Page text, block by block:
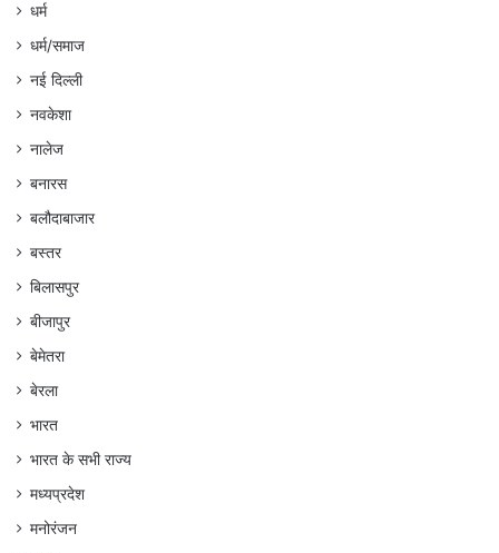
धर्म
धर्म/समाज
नई दिल्ली
नवकेशा
नालेज
बनारस
बलौदाबाजार
बस्तर
बिलासपुर
बीजापुर
बेमेतरा
बेरला
भारत
भारत के सभी राज्य
मध्यप्रदेश
मनोरंजन